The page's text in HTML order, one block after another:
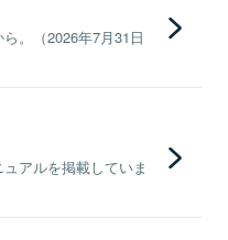
。（2026年7月31日
アルを掲載していま